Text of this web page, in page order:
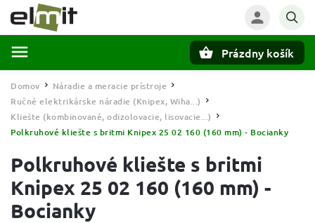
Prázdny košík
Domov / Náradie a meracie prístroje /
Ručné elektrikárske náradie (Knipex, Wiha...) /
Kliešte (kombinované, odizolovacie, lisovacie...) /
Polkruhové kliešte s britmi Knipex 25 02 160 (160 mm) - Bocianky
Polkruhové kliešte s britmi
Knipex 25 02 160 (160 mm) -
Bocianky